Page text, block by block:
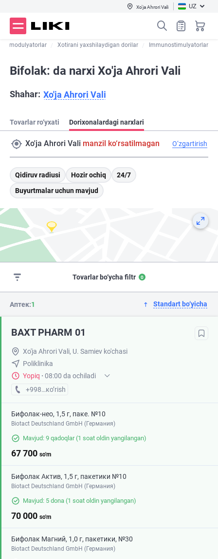
Xo'ja Ahrori Vali UZ
Xotirani yaxshilaydigan dorilar Immunostimulyatorlar
Bifolak: da narxi Xo'ja Ahrori Vali
Shahar: Xo'ja Ahrori Vali
Tovarlar ro‘yxati Dorixonalardagi narxlari
Xo'ja Ahrori Vali manzil ko‘rsatilmagan O‘zgartirish
Qidiruv radiusi Hozir ochiq
24/7
Buyurtmalar uchun mavjud
Tovarlar bo‘ycha filtr 0
Аптек:1 Standart bo‘yicha
BAXT PHARM 01
Xo'ja Ahrori Vali, U. Samiev ko'chasi
Poliklinika
Yopiq · 08:00 da ochiladi
+998 (95) XXX-XX-XX
кo’rish
Бифолак-нео, 1,5 г, паке. №10
Biotact Deutschland GmbH (Германия)
Mavjud: 9 qadoqlar(1 soat oldin yangilangan)
67 700 so'm
Бифолак Актив, 1,5 г, пакетики №10
Biotact Deutschland GmbH (Германия)
Mavjud: 5 dona (1 soat oldin yangilangan)
70 000 so'm
Бифолак Магний, 1,0 г, пакетики, №30
Biotact Deutschland GmbH (Германия)